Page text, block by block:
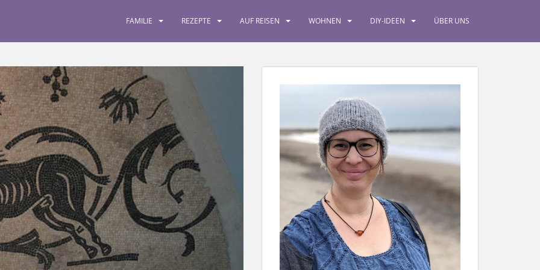
FAMILIE REZEPTE AUF REISEN WOHNEN DIY-IDEEN ÜBER UNS